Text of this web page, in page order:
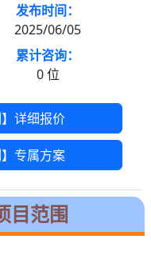
发布时间：
2025/06/05
累计咨询：
0位
详细报价
专属方案
目范围